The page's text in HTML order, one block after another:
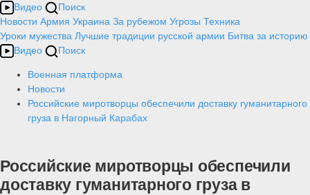
Видео
Поиск
Новости Армия Украина За рубежом Угрозы Техника
Уроки мужества Лучшие традиции русской армии Битва за историю
Видео
Поиск
Военная платформа
Новости
Российские миротворцы обеспечили доставку гуманитарного
груза в Нагорный Карабах
Российские миротворцы обеспечили
доставку гуманитарного груза в